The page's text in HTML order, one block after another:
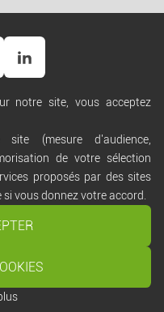
la recherche
d'utilisation
de vente
parScript PAG
notre site, vous acceptez
(mesure d'audience,
de votre sélection
proposés par des sites
vous donnez votre accord.